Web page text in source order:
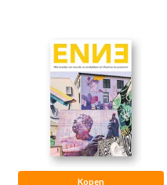
Ansichtkaarten
Kopen